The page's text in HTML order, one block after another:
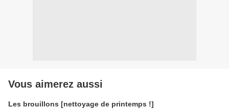
Vous aimerez aussi
Les brouillons [nettoyage de printemps !]